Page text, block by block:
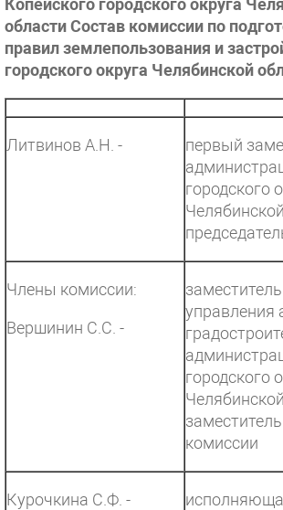
Копейского городского округа
области Состав комиссии по
правил землепользования и
городского округа Челябинской
Литвинов А.Н. -
первый
городского
Члены комиссии:
Вершинин С.С. -
управления
городского
комиссии
Курочкина С.Ф. -